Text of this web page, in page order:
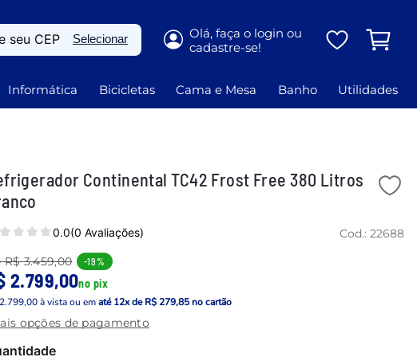
seu CEP Selecionar
Informática Bicicletas Cama e Mesa Banho Utilidades
Continental TC42 Frost Free 380 Litros
0.0(0 Avaliações) Cod.: 22688
R$ 3.459,00 -19%
2.799,00no pix
à vistaou ematé12x de R$ 279,85no cartão
opções de pagamento